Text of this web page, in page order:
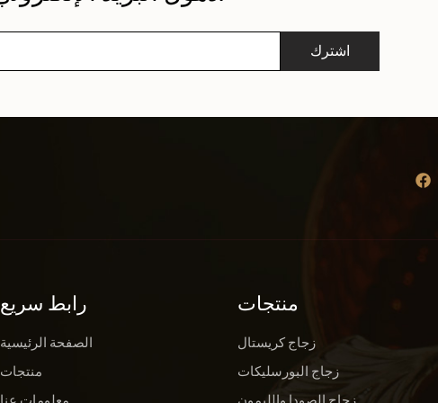
اشترك
رابط سريع
الصفحة الرئيسية
منتجات
منتجات
زجاج كريستال
زجاج البورسليكات